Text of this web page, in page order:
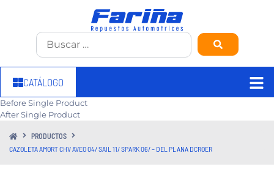
CATÁLOGO
Before Single Product
After Single Product
PRODUCTOS
CAZOLETA AMORT CHV AVEO 04/ SAIL 11/ SPARK 06/ – DEL PLANA DCROER